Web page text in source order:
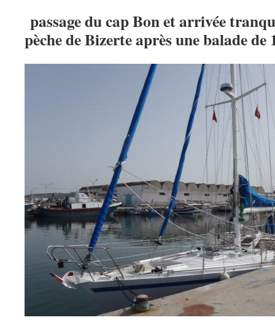
passage du cap Bon et arrivée
pèche de Bizerte après une balade de